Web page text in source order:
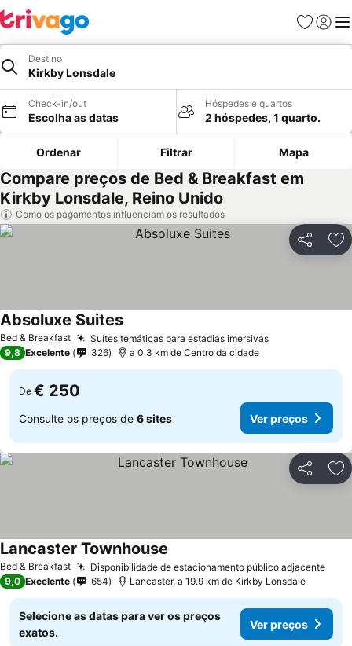
Favoritos
Iniciar
Destino
Kirkby Lonsdale
Check-in/out
Escolha as datas
Hóspedes e quartos
2 hóspedes, 1 quarto.
Ordenar Filtrar Mapa
Compare preços de Bed & Breakfast em
Kirkby Lonsdale, Reino Unido
Como os pagamentos influenciam os resultados
Partilhar
Bed & Breakfast Suítes temáticas para estadias imersivas
Absoluxe Suites
9,8 Excelente 326 a 0.3 km de Centro da cidade
De € 250
Consulte os preços de 6 sites Ver preços
Partilhar
Bed & Breakfast Disponibilidade de estacionamento público adjacente
Lancaster Townhouse
9,0 Excelente 654 Lancaster, a 19.9 km de Kirkby Lonsdale
Selecione as datas para ver os preços
exatos.
Ver preços